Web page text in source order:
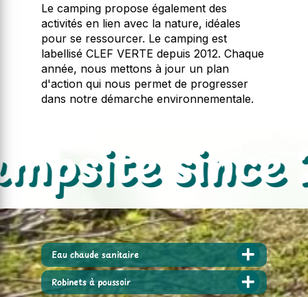
Le camping propose également des
activités en lien avec la nature, idéales
pour se ressourcer. Le camping est
labellisé CLEF VERTE depuis 2012. Chaque
année, nous mettons à jour un plan
d'action qui nous permet de progresser
dans notre démarche environnementale.
since
Eau chaude sanitaire
Robinets à poussoir